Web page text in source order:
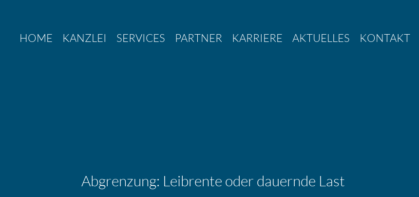
springenHOME KANZLEI SERVICES PARTNER KARRIERE AKTUELLES KONTAKT
Abgren­zung: Leibrente oder dauernde Last